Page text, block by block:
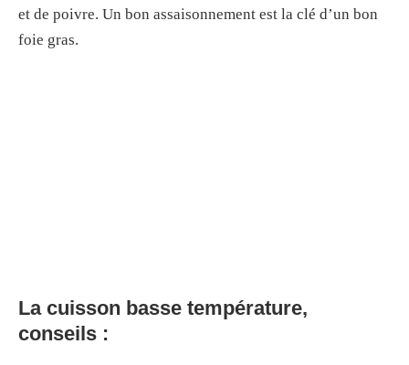
et de poivre. Un bon assaisonnement est la clé d’un bon
foie gras.
La cuisson basse température,
conseils :